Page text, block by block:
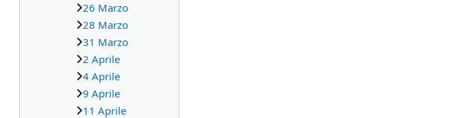
26 Marzo
28 Marzo
31 Marzo
2 Aprile
4 Aprile
9 Aprile
11 Aprile